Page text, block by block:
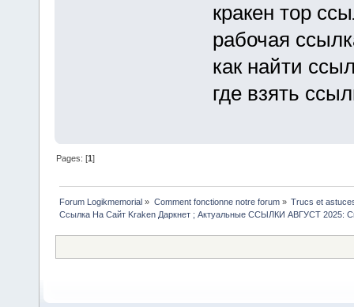
кракен тор
рабочая
как найти
где взять
Pages: [1]
Forum Logikmemorial » Comment fonctionne notre forum» Trucs et
Ссылка На Сайт Kraken Даркнет ; Актуальные ССЫЛКИ АВГУСТ 2025: